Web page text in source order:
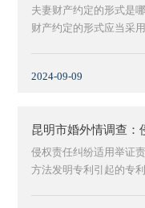
夫妻财产约定的形式是
财产约定的形式应当采
2024-09-09
侵权责任纠纷适用举证
方法发明专利引起的专